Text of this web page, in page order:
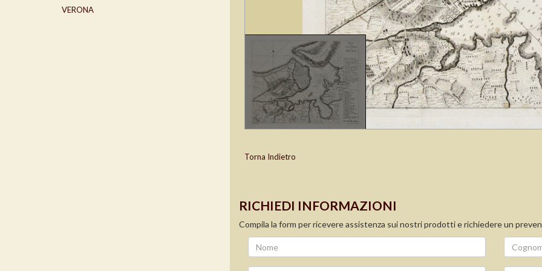
Torna Indietro
RICHIEDI INFORMAZIONI
Compila la form per ricevere assistenza sui nostri prodotti e richiedere un
VERONA